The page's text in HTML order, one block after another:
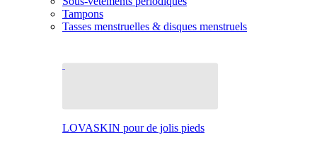
Tampons
Tasses menstruelles & disques menstruels
LOVASKIN pour de jolis pieds